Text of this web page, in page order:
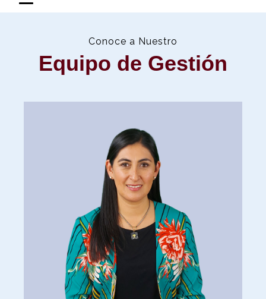
Conoce a Nuestro
Equipo de Gestión